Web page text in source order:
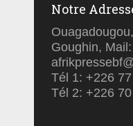
Notre
Goughin, Mail:
Tél 1: +226
Tél 2: +226